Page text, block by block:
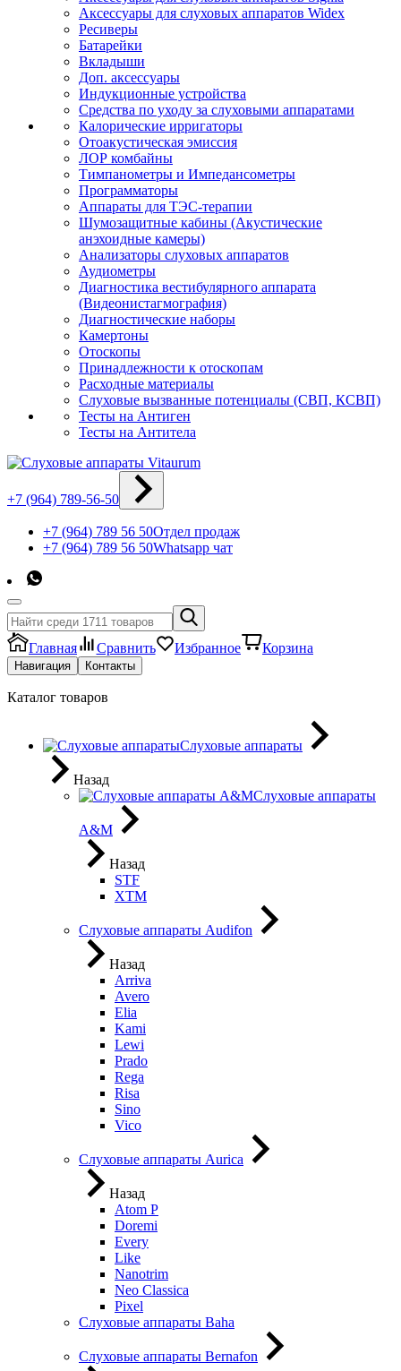
Аксессуары для слуховых аппаратов Widex
Ресиверы
Батарейки
Вкладыши
Доп. аксессуары
Индукционные устройства
Средства по уходу за слуховыми аппаратами
Калорические ирригаторы
Отоакустическая эмиссия
ЛОР комбайны
Тимпанометры и Импедансометры
Программаторы
Аппараты для ТЭС-терапии
Шумозащитные кабины (Акустические
анэхоидные камеры)
Анализаторы слуховых аппаратов
Аудиометры
Диагностика вестибулярного аппарата
(Видеонистагмография)
Диагностические наборы
Камертоны
Отоскопы
Принадлежности к отоскопам
Расходные материалы
Слуховые вызванные потенциалы (СВП, КСВП)
Тесты на Антиген
Тесты на Антитела
+7 (964) 789-56-50
+7 (964) 789 56 50Отдел продаж
+7 (964) 789 56 50Whatsapp чат
Главная Сравнить Избранное Корзина
Навигация Контакты
Каталог товаров
Слуховые аппараты
Назад
Слуховые аппараты
A&M
Назад
STF
XTM
Слуховые аппараты Audifon
Назад
Arriva
Avero
Elia
Kami
Lewi
Prado
Rega
Risa
Sino
Vico
Слуховые аппараты Aurica
Назад
Atom P
Doremi
Every
Like
Nanotrim
Neo Classica
Pixel
Слуховые аппараты Baha
Слуховые аппараты Bernafon